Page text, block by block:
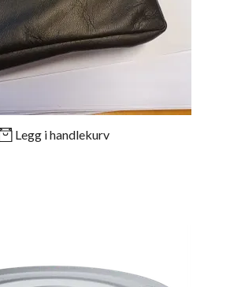
Legg i handlekurv